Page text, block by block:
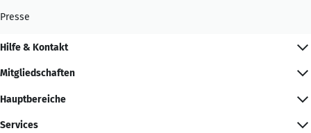
Presse
Hilfe & Kontakt
Mitgliedschaften
Hauptbereiche
Services